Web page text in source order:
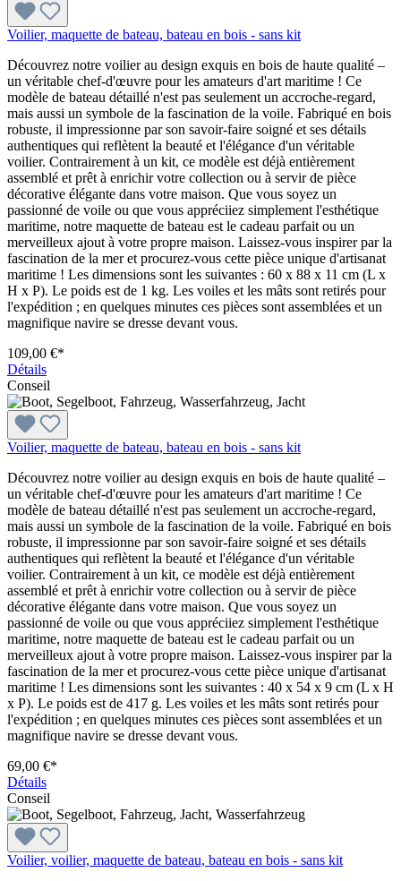
Voilier, maquette de bateau, bateau en bois - sans kit
Découvrez notre voilier au design exquis en bois de haute qualité –
un véritable chef-d'œuvre pour les amateurs d'art maritime ! Ce
modèle de bateau détaillé n'est pas seulement un accroche-regard,
mais aussi un symbole de la fascination de la voile. Fabriqué en bois
robuste, il impressionne par son savoir-faire soigné et ses détails
authentiques qui reflètent la beauté et l'élégance d'un véritable
voilier. Contrairement à un kit, ce modèle est déjà entièrement
assemblé et prêt à enrichir votre collection ou à servir de pièce
décorative élégante dans votre maison. Que vous soyez un
passionné de voile ou que vous appréciiez simplement l'esthétique
maritime, notre maquette de bateau est le cadeau parfait ou un
merveilleux ajout à votre propre maison. Laissez-vous inspirer par la
fascination de la mer et procurez-vous cette pièce unique d'artisanat
maritime ! Les dimensions sont les suivantes : 60 x 88 x 11 cm (L x
H x P). Le poids est de 1 kg. Les voiles et les mâts sont retirés pour
l'expédition ; en quelques minutes ces pièces sont assemblées et un
magnifique navire se dresse devant vous.
109,00 €*
Détails
Conseil
Voilier, maquette de bateau, bateau en bois - sans kit
Découvrez notre voilier au design exquis en bois de haute qualité –
un véritable chef-d'œuvre pour les amateurs d'art maritime ! Ce
modèle de bateau détaillé n'est pas seulement un accroche-regard,
mais aussi un symbole de la fascination de la voile. Fabriqué en bois
robuste, il impressionne par son savoir-faire soigné et ses détails
authentiques qui reflètent la beauté et l'élégance d'un véritable
voilier. Contrairement à un kit, ce modèle est déjà entièrement
assemblé et prêt à enrichir votre collection ou à servir de pièce
décorative élégante dans votre maison. Que vous soyez un
passionné de voile ou que vous appréciiez simplement l'esthétique
maritime, notre maquette de bateau est le cadeau parfait ou un
merveilleux ajout à votre propre maison. Laissez-vous inspirer par la
fascination de la mer et procurez-vous cette pièce unique d'artisanat
maritime ! Les dimensions sont les suivantes : 40 x 54 x 9 cm (L x H
x P). Le poids est de 417 g. Les voiles et les mâts sont retirés pour
l'expédition ; en quelques minutes ces pièces sont assemblées et un
magnifique navire se dresse devant vous.
69,00 €*
Détails
Conseil
Voilier, voilier, maquette de bateau, bateau en bois - sans kit